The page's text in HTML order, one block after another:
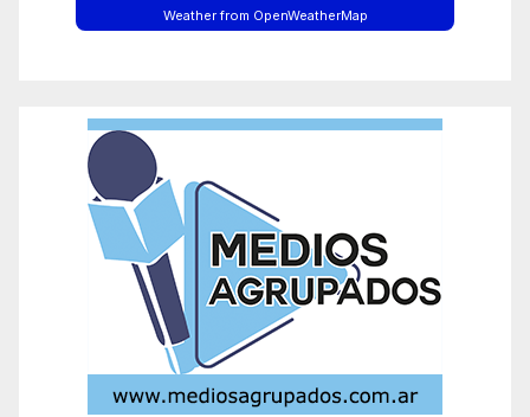
Weather from OpenWeatherMap